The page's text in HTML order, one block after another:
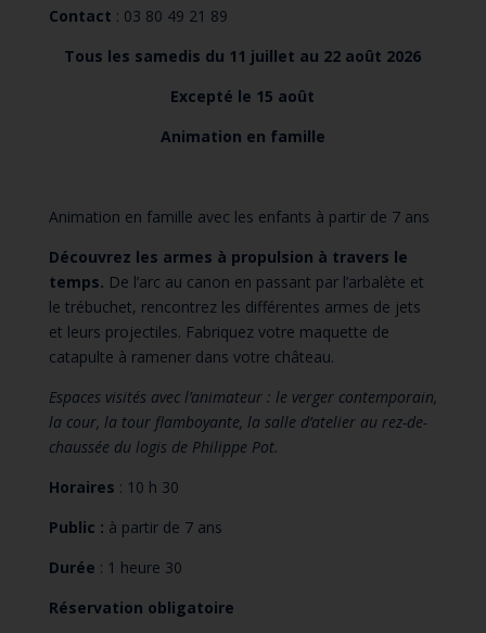
Contact : 03 80 49 21 89
Tous les samedis du 11 juillet au 22 août 2026
Excepté le 15 août
Animation en famille
Animation en famille avec les enfants à partir de 7 ans
Découvrez les armes à propulsion à travers le
temps. De l’arc au canon en passant par l’arbalète et
le trébuchet, rencontrez les différentes armes de jets
et leurs projectiles. Fabriquez votre maquette de
catapulte à ramener dans votre château.
Espaces visités avec l’animateur : le verger contemporain,
la cour, la tour flamboyante, la salle d’atelier au rez-de-
chaussée du logis de Philippe Pot.
Horaires : 10 h 30
Public : à partir de 7 ans
Durée : 1 heure 30
Réservation obligatoire